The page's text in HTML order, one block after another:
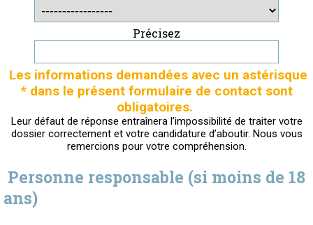
Précisez
Les informations demandées avec un astérisque
* dans le présent formulaire de contact sont
obligatoires.
Leur défaut de réponse entraînera l’impossibilité de traiter votre
dossier correctement et votre candidature d’aboutir. Nous vous
remercions pour votre compréhension.
Personne responsable (si moins de 18
ans)